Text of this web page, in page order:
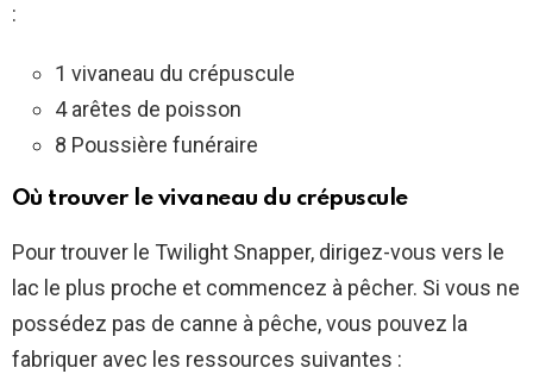
:
1 vivaneau du crépuscule
4 arêtes de poisson
8 Poussière funéraire
Où trouver le vivaneau du crépuscule
Pour trouver le Twilight Snapper, dirigez-vous vers le
lac le plus proche et commencez à pêcher. Si vous ne
possédez pas de canne à pêche, vous pouvez la
fabriquer avec les ressources suivantes :